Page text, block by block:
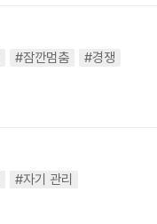
#잠깐멈춤
#경쟁
#자기 관리